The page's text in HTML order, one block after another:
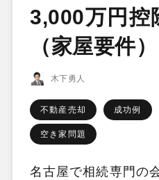
3,000万円
（家屋要件）
木下勇人
不動産売却 成功例
空き家問題
名古屋で相続専門の